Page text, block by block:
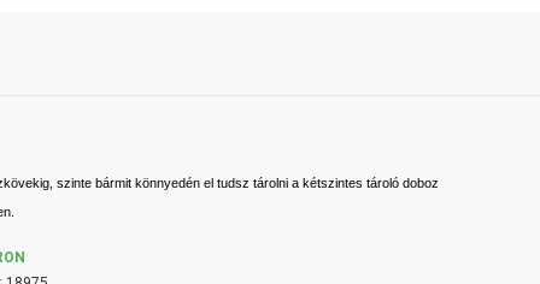
szinte bármit könnyedén el tudsz tárolni a kétszintes tároló doboz